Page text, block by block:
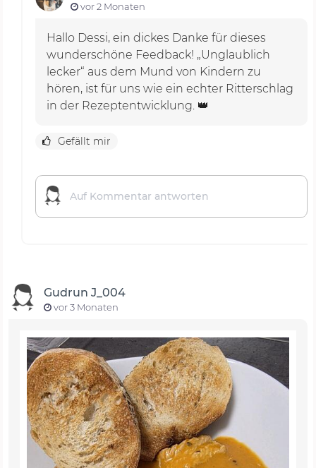
vor 2 Monaten
Hallo Dessi, ein dickes Danke für dieses
wunderschöne Feedback! „Unglaublich
lecker“ aus dem Mund von Kindern zu
hören, ist für uns wie ein echter Ritterschlag
in der Rezeptentwicklung. 👑
Gefällt mir
Gudrun J_004
vor 3 Monaten